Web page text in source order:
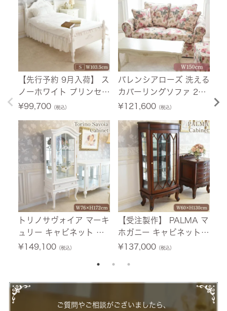
【先行予約 9月入荷】 ス
ノーホワイト プリンセス
シングルベッド ホワイト
設置サービス付】
¥99,700（税込）
トリノサヴォイア マーキ
ュリー キャビネット ホ
ワイト 幅76cm 【送料無
¥149,100（税込）
バレンシアローズ 洗える
カバーリングソファ 2人
掛け(2P) 薔薇 幅150cm
ス付】
¥121,600（税込）
【受注製作】 PALMA マ
ホガニー キャビネット
幅60cm 【送料無料/設
¥137,000（税込）
¥
ご質問やご相談がございましたら、